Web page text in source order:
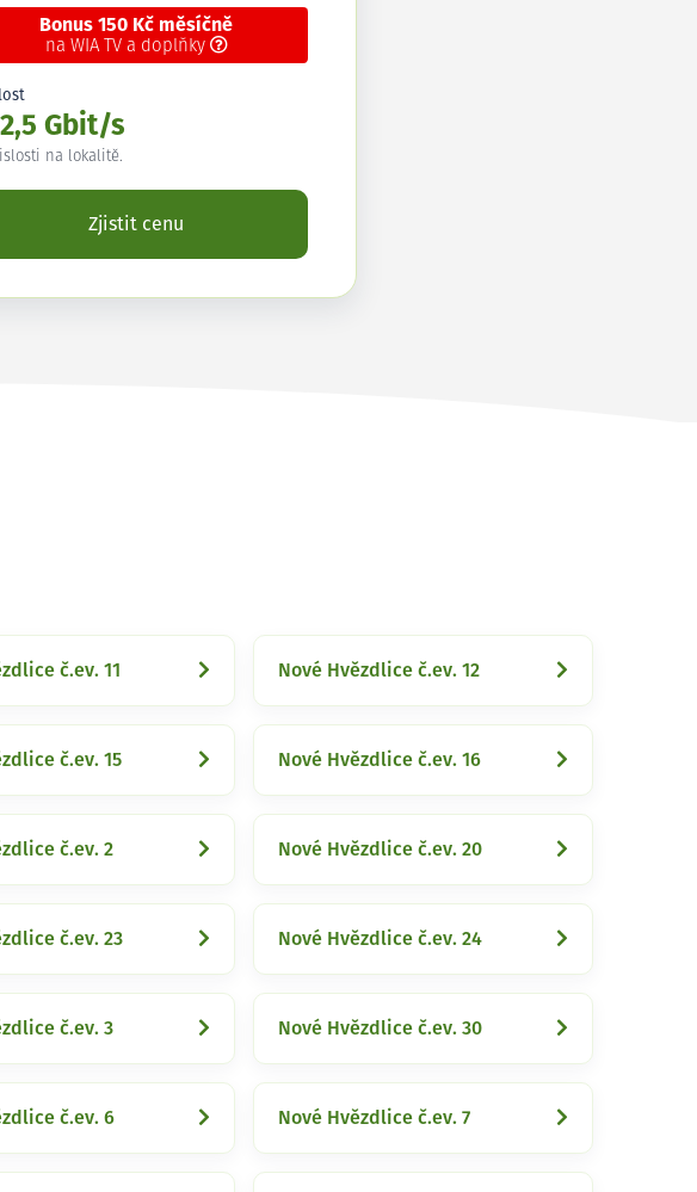
Bonus 150 Kč měsíčně
na WIA TV a doplňky
Gbit/s
na lokalitě.
Zjistit cenu
č.ev. 11 Nové Hvězdlice č.ev. 12
č.ev. 15 Nové Hvězdlice č.ev. 16
č.ev. 2 Nové Hvězdlice č.ev. 20
č.ev. 23 Nové Hvězdlice č.ev. 24
č.ev. 3 Nové Hvězdlice č.ev. 30
č.ev. 6 Nové Hvězdlice č.ev. 7